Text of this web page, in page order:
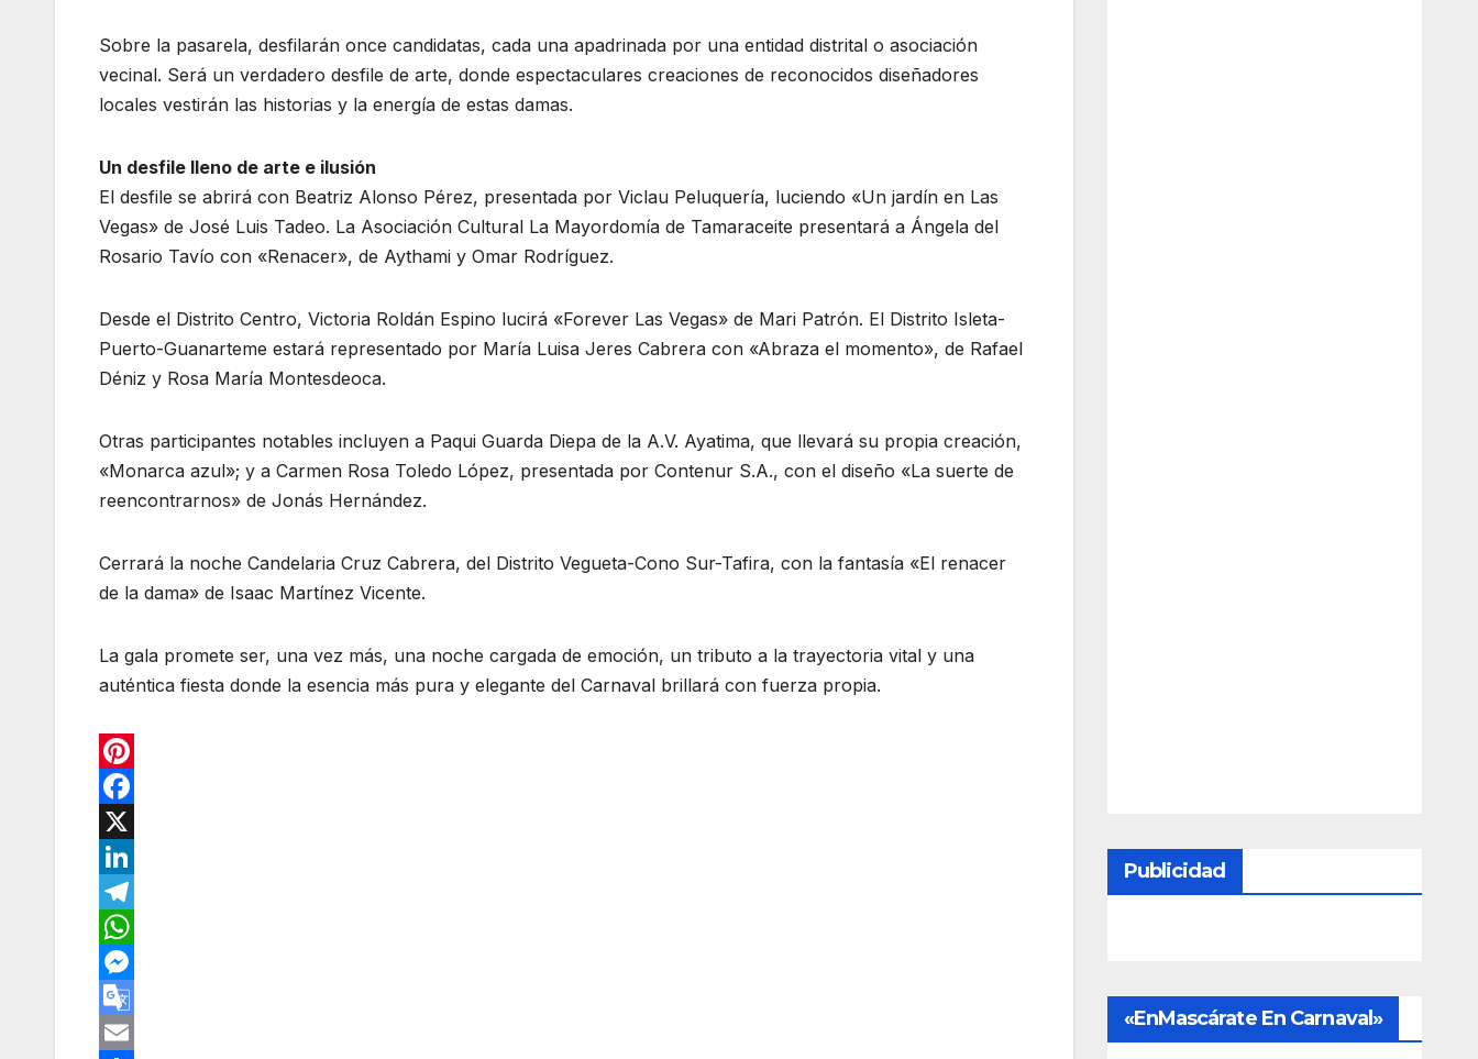
Sobre la pasarela, desfilarán once candidatas, cada una apadrinada por una entidad distrital o asociación
vecinal. Será un verdadero desfile de arte, donde espectaculares creaciones de reconocidos diseñadores
locales vestirán las historias y la energía de estas damas.
Un desfile lleno de arte e ilusión
El desfile se abrirá con Beatriz Alonso Pérez, presentada por Viclau Peluquería, luciendo «Un jardín en Las
Vegas» de José Luis Tadeo. La Asociación Cultural La Mayordomía de Tamaraceite presentará a Ángela del
Rosario Tavío con «Renacer», de Aythami y Omar Rodríguez.
Desde el Distrito Centro, Victoria Roldán Espino lucirá «Forever Las Vegas» de Mari Patrón. El Distrito Isleta-
Puerto-Guanarteme estará representado por María Luisa Jeres Cabrera con «Abraza el momento», de Rafael
Déniz y Rosa María Montesdeoca.
Otras participantes notables incluyen a Paqui Guarda Diepa de la A.V. Ayatima, que llevará su propia creación,
«Monarca azul»; y a Carmen Rosa Toledo López, presentada por Contenur S.A., con el diseño «La suerte de
reencontrarnos» de Jonás Hernández.
Cerrará la noche Candelaria Cruz Cabrera, del Distrito Vegueta-Cono Sur-Tafira, con la fantasía «El renacer
de la dama» de Isaac Martínez Vicente.
La gala promete ser, una vez más, una noche cargada de emoción, un tributo a la trayectoria vital y una
auténtica fiesta donde la esencia más pura y elegante del Carnaval brillará con fuerza propia.
P
n
e
r
e
s
F
a
c
e
b
o
o
X
L
n
k
e
T
e
e
W
h
a
M
eG
Publicidad
«EnMascárate En Carnaval»